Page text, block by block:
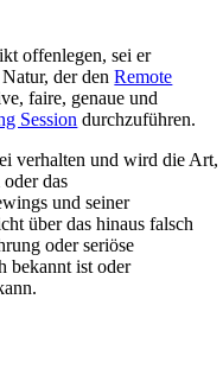
offenlegen, sei er
Natur, der denRemote
faire, genaue und
Session durchzuführen.
verhalten und wird die Art,
das
und seiner
über das hinaus falsch
oder seriöse
bekannt ist oder